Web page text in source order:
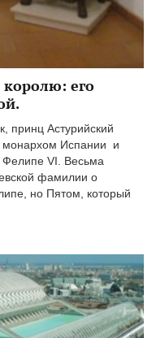
его
принц Астурийский
Испании и
VI. Весьма
фамилии о
но Пятом, который